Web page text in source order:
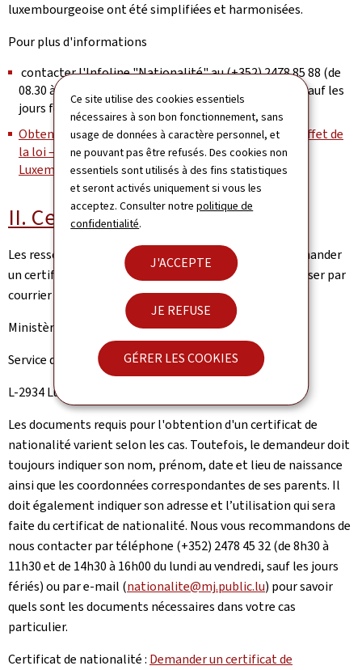
Ce site utilise des cookies essentiels
nécessaires à son bon fonctionnement, sans
usage de données à caractère personnel, et
ne pouvant pas être refusés. Des cookies non
essentiels sont utilisés à des fins statistiques
et seront activés uniquement si vous les
acceptez. Consulter notrepolitique de
confidentialité.
J'ACCEPTE
JE REFUSE
GÉRER LES COOKIES
luxembourgeoise ont été simplifiées et harmonisées.
Pour plus d'informations
contacter l'Infoline "Nationalité" au (+352) 2478 85 88 (de
08.30 à 12.00 et de 13.30 à 17.00 du lundi au vendredi, sauf les
jours fériés).
Obtenir la nationalité luxembourgeoise par le seul effet de
la loi — Citoyens — Guichet.lu - Guide administratif -
Luxembourg (public.lu)
II. Certificat de nationalité
Les ressortissants luxembourgeois qui souhaitent demander
un certificat de nationalité en Espagne doivent s’adresser par
courrier au :
Ministère de la Justice
Service de l'Indigénat
L-2934 Luxembourg.
Les documents requis pour l'obtention d'un certificat de
nationalité varient selon les cas. Toutefois, le demandeur doit
toujours indiquer son nom, prénom, date et lieu de naissance
ainsi que les coordonnées correspondantes de ses parents. Il
doit également indiquer son adresse et l’utilisation qui sera
faite du certificat de nationalité. Nous vous recommandons de
nous contacter par téléphone (+352) 2478 45 32 (de 8h30 à
11h30 et de 14h30 à 16h00 du lundi au vendredi, sauf les jours
fériés) ou par e-mail (nationalite@mj.public.lu) pour savoir
quels sont les documents nécessaires dans votre cas
particulier.
Certificat de nationalité : Demander un certificat de